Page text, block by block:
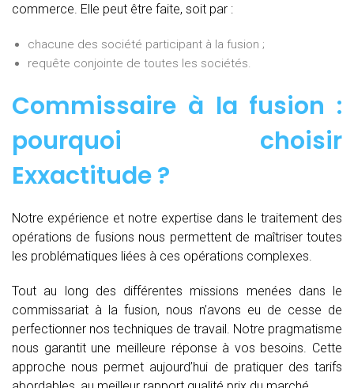
commerce. Elle peut être faite, soit par :
chacune des société participant à la fusion ;
requête conjointe de toutes les sociétés.
Commissaire à la fusion :
pourquoi choisir
Exxactitude ?
Notre expérience et notre expertise dans le traitement des
opérations de fusions nous permettent de maîtriser toutes
les problématiques liées à ces opérations complexes.
Tout au long des différentes missions menées dans le
commissariat à la fusion, nous n’avons eu de cesse de
perfectionner nos techniques de travail. Notre pragmatisme
nous garantit une meilleure réponse à vos besoins. Cette
approche nous permet aujourd’hui de pratiquer des tarifs